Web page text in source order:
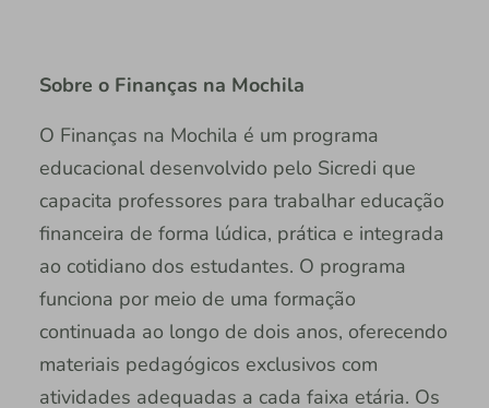
Sobre o Finanças na Mochila
O Finanças na Mochila é um programa
educacional desenvolvido pelo Sicredi que
capacita professores para trabalhar educação
financeira de forma lúdica, prática e integrada
ao cotidiano dos estudantes. O programa
funciona por meio de uma formação
continuada ao longo de dois anos, oferecendo
materiais pedagógicos exclusivos com
atividades adequadas a cada faixa etária. Os